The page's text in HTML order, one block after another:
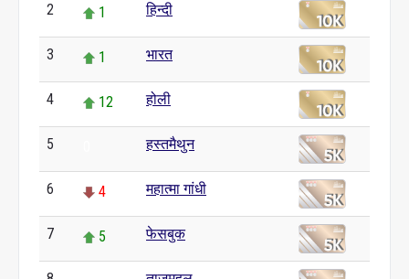
2 1 हिन्दी
3 1 भारत
4 12 होली
5 हस्तमैथुन
6 4 महात्मा गांधी
7 5 फेसबुक